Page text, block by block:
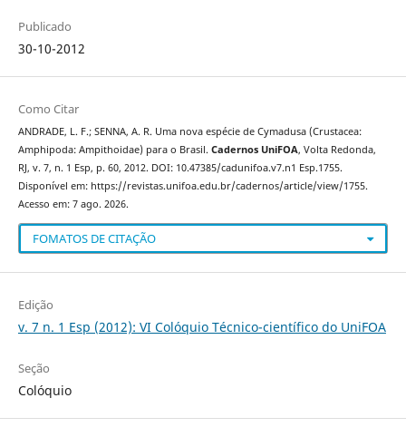
Publicado
30-10-2012
Como Citar
ANDRADE, L. F.; SENNA, A. R. Uma nova espécie de Cymadusa (Crustacea:
Amphipoda: Ampithoidae) para o Brasil. Cadernos UniFOA, Volta Redonda,
RJ, v. 7, n. 1 Esp, p. 60, 2012. DOI: 10.47385/cadunifoa.v7.n1 Esp.1755.
Disponível em: https://revistas.unifoa.edu.br/cadernos/article/view/1755.
Acesso em: 7 ago. 2026.
FOMATOS DE CITAÇÃO
Edição
v. 7 n. 1 Esp (2012): VI Colóquio Técnico-científico do UniFOA
Seção
Colóquio